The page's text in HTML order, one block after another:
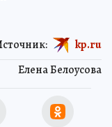
Елена Белоусова
kp.ru